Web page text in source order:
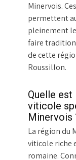
Minervois.
permettent
pleinement
faire
de cette
Roussillon.
Quelle
viticole
Minervois
La région du
viticole riche
romaine.